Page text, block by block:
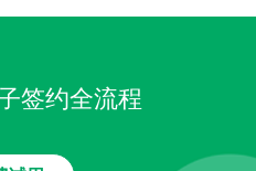
签约全流程